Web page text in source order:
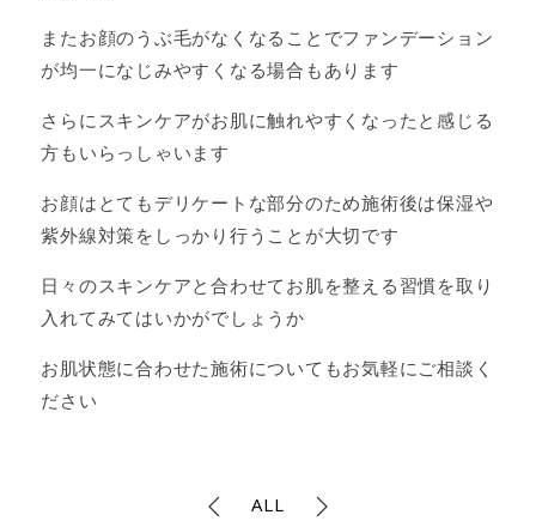
またお顔のうぶ毛がなくなることでファンデーション
が均一になじみやすくなる場合もあります
さらにスキンケアがお肌に触れやすくなったと感じる
方もいらっしゃいます
お顔はとてもデリケートな部分のため施術後は保湿や
紫外線対策をしっかり行うことが大切です
日々のスキンケアと合わせてお肌を整える習慣を取り
入れてみてはいかがでしょうか
お肌状態に合わせた施術についてもお気軽にご相談く
ださい
ALL